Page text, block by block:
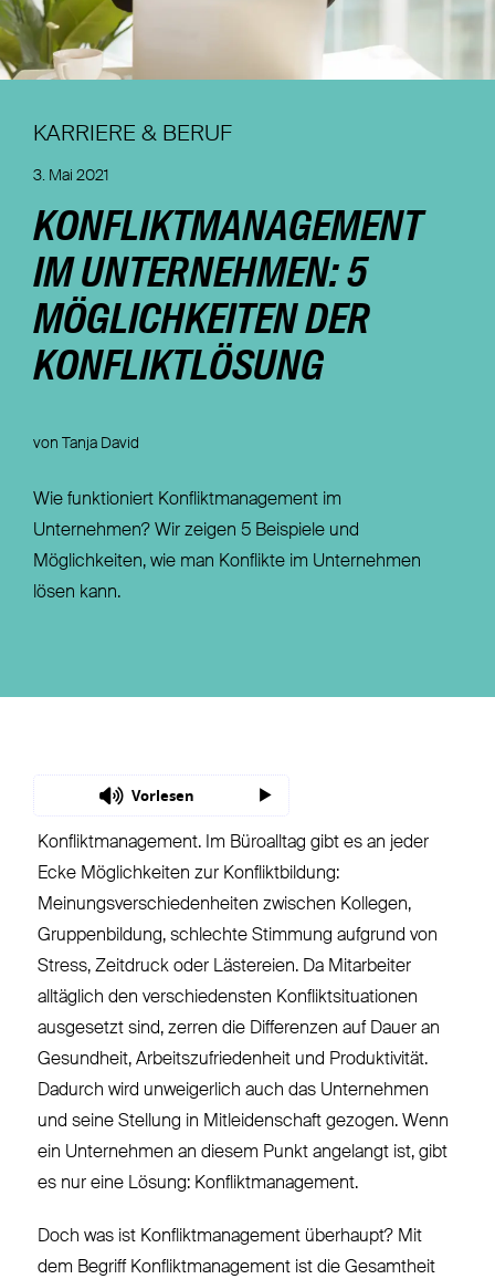
Nachhaltigkeit
KARRIERE & BERUF
3. Mai 2021
KONFLIKTMANAGEMENT
IM UNTERNEHMEN: 5
MÖGLICHKEITEN DER
KONFLIKTLÖSUNG
von Tanja David
Wie funktioniert Konfliktmanagement im
Unternehmen? Wir zeigen 5 Beispiele und
Möglichkeiten, wie man Konflikte im Unternehmen
lösen kann.
Vorlesen
Konfliktmanagement. Im Büroalltag gibt es an jeder
Ecke Möglichkeiten zur Konfliktbildung:
Meinungsverschiedenheiten zwischen Kollegen,
Gruppenbildung, schlechte Stimmung aufgrund von
Stress, Zeitdruck oder Lästereien. Da Mitarbeiter
alltäglich den verschiedensten Konfliktsituationen
ausgesetzt sind, zerren die Differenzen auf Dauer an
Gesundheit, Arbeitszufriedenheit und Produktivität.
Dadurch wird unweigerlich auch das Unternehmen
und seine Stellung in Mitleidenschaft gezogen.Wenn
ein Unternehmen an diesem Punkt angelangt ist, gibt
es nur eine Lösung: Konfliktmanagement.
Doch was ist Konfliktmanagement überhaupt? Mit
dem Begriff Konfliktmanagement ist die Gesamtheit